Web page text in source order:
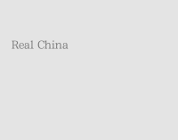
Real China